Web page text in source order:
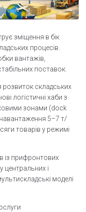
зміщення в бік
процесів.
вантажів,
поставок.
розвиток складських
логістичні хаби з
зонами (dock
навантаження 5–7 т/
товарів у режимі
із прифронтових
центральних і
моделі